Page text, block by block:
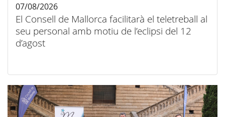
El Consell de Mallorca facilitarà el teletreball al
seu personal amb motiu de l’eclipsi del 12
d’agost
07/08/2026